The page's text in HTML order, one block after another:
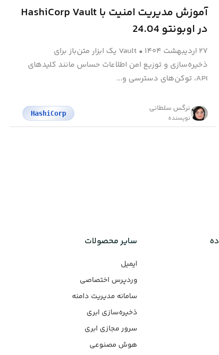
آموزش مدیریت امنیت با HashiCorp Vault
در اوبونتو 24.04
۲۷ اردیبهشت ۱۴۰۴ •
Vault یک ابزار متن‌باز برای
ذخیره‌سازی و توزیع امن اطلاعات حساس مانند کلیدهای
API، توکن‌های دسترسی و...
نرگس سلطانی
نویسنده
HashiCorp
سایر محصولات
ایمیل
وردپرس‌ اختصاصی
سامانه مدیریت دامنه
ذخیره‌سازی ابری
سرور مجازی ابری
هوش مصنوعی